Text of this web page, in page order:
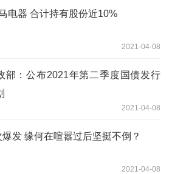
电器 合计持有股份近10%
2021-04-08
部：公布2021年第二季度国债发行
2021-04-08
发 缘何在喧嚣过后坚挺不倒？
2021-04-08